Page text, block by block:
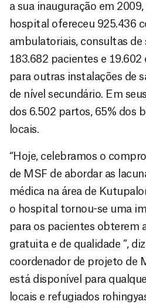
a sua inauguração em
hospital ofereceu 925.436
ambulatoriais, consultas de
183.682 pacientes e
para outras instalações de
de nível secundário. Em
dos 6.502 partos, 65% dos
locais.
“Hoje, celebramos o
de MSF de abordar as
médica na área de
o hospital tornou-se uma
para os pacientes obterem
gratuita e de qualidade ”,
coordenador de projeto de
está disponível para
locais e refugiados